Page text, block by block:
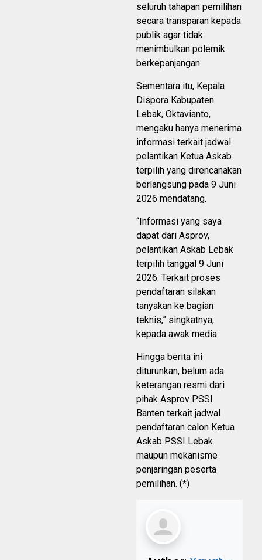
seluruh tahapan pemilihan
secara transparan kepada
publik agar tidak
menimbulkan polemik
berkepanjangan.
Sementara itu, Kepala
Dispora Kabupaten
Lebak, Oktavianto,
mengaku hanya menerima
informasi terkait jadwal
pelantikan Ketua Askab
terpilih yang direncanakan
berlangsung pada 9 Juni
2026 mendatang.
“Informasi yang saya
dapat dari Asprov,
pelantikan Askab Lebak
terpilih tanggal 9 Juni
2026. Terkait proses
pendaftaran silakan
tanyakan ke bagian
teknis,” singkatnya,
kepada awak media.
Hingga berita ini
diturunkan, belum ada
keterangan resmi dari
pihak Asprov PSSI
Banten terkait jadwal
pendaftaran calon Ketua
Askab PSSI Lebak
maupun mekanisme
penjaringan peserta
pemilihan. (*)